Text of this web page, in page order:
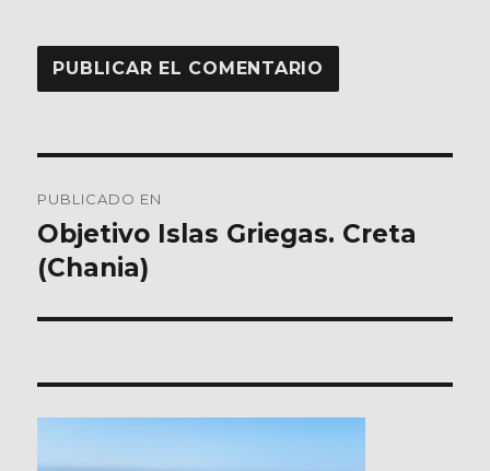
de
entradas
PUBLICADO EN
Objetivo Islas Griegas. Creta
(Chania)